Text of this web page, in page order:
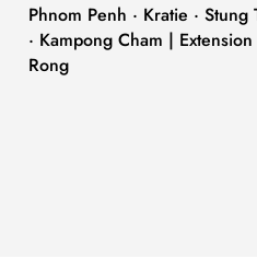
Phnom Penh · Kratie · Stung
· Kampong Cham |
Rong